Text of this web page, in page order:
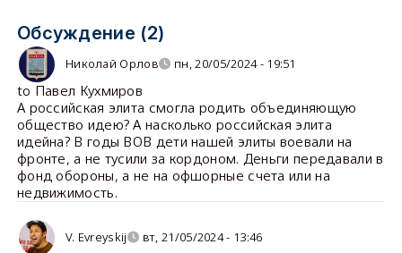
Обсуждение (2)
Николай Орлов пн, 20/05/2024 - 19:51
to Павел Кухмиров
А российская элита смогла родить объединяющую
общество идею? А насколько российская элита
идейна? В годы ВОВ дети нашей элиты воевали на
фронте, а не тусили за кордоном. Деньги передавали в
фонд обороны, а не на офшорные счета или на
недвижимость.
V. Evreyskij вт, 21/05/2024 - 13:46